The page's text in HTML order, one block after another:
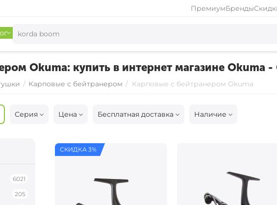
ПремиумБренды
Okuma: купить в интернет магазине Okuma -
/ Карповые с бейтранером / Карповые с бейтранером Okuma
Серия Цена Бесплатная доставка Наличие
СКИДКА 3%
6021
205